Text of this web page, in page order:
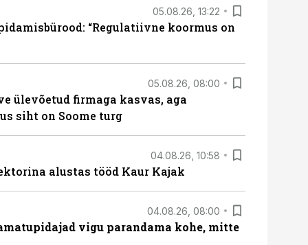
05.08.26, 13:22
“Regulatiivne koormus on
05.08.26, 08:00
ülevõetud firmaga kasvas, aga
siht on Soome turg
04.08.26, 10:58
alustas tööd Kaur Kajak
04.08.26, 08:00
vigu parandama kohe, mitte